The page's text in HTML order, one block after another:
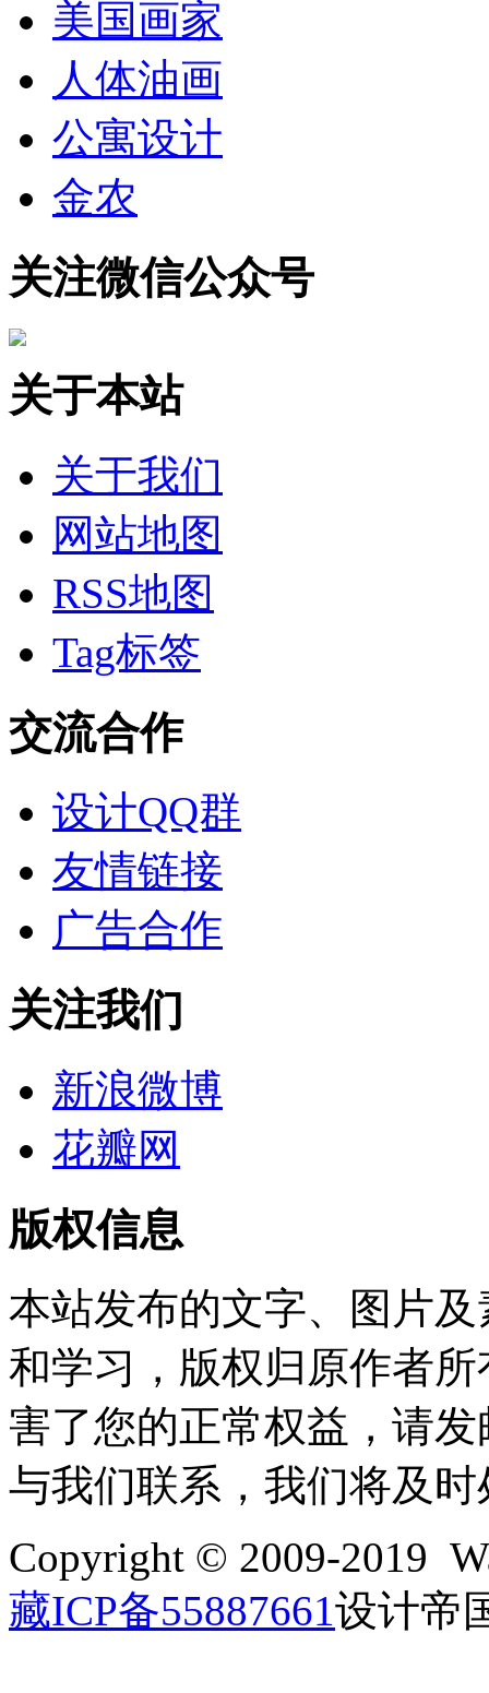
美国画家
人体油画
公寓设计
金农
关注微信公众号
关于本站
关于我们
网站地图
RSS地图
Tag标签
交流合作
设计QQ群
友情链接
广告合作
关注我们
新浪微博
花瓣网
版权信息
本站发布的文字、图片
和学习，版权归原作者
害了您的正常权益，请发
与我们联系，我们将及时
Copyright © 2009-2019
藏ICP备55887661设计帝